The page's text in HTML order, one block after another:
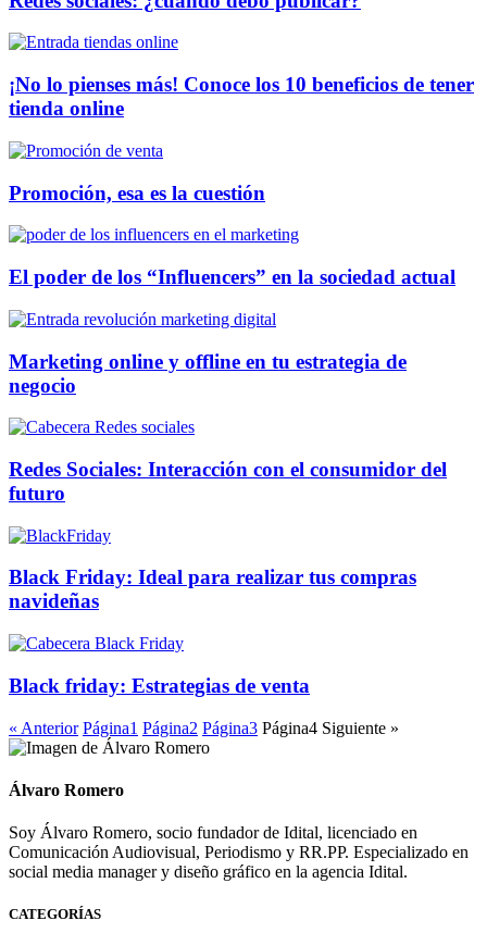
¡No lo pienses más! Conoce los 10 beneficios de tener
tienda online
Promoción, esa es la cuestión
El poder de los “Influencers” en la sociedad actual
Marketing online y offline en tu estrategia de
negocio
Redes Sociales: Interacción con el consumidor del
futuro
Black Friday: Ideal para realizar tus compras
navideñas
Black friday: Estrategias de venta
« Anterior Página1 Página2 Página3 Página4 Siguiente »
Álvaro Romero
Soy Álvaro Romero, socio fundador de Idital, licenciado en
Comunicación Audiovisual, Periodismo y RR.PP. Especializado en
social media manager y diseño gráfico en la agencia Idital.
CATEGORÍAS